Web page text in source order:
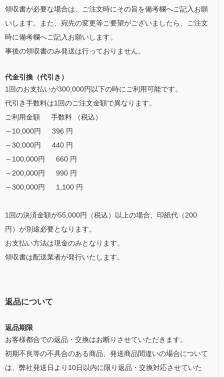
領収書が必要な場合は、ご注文時にその旨を備考欄へご記入お願
いします。また、宛先の変更等ご要望がございましたら、ご注文
時に備考欄へご記入お願いします。
事後の領収書のみ発送は行っておりません。
代金引換（代引き）
1回のお支払いが300,000円以下の時にご利用可能です。
代引き手数料は1回のご注文金額で異なります。
ご利用金額 手数料 （税込）
～10,000円 396 円
～30,000円 440 円
～100,000円 660 円
～200,000円 990 円
～300,000円 1,100 円
1回の決済金額が55,000円（税込）以上の場合、印紙代（200
円）が別途必要となります。
お支払い方法は現金のみとなります。
領収書は配送業者が発行いたします。
返品について
返品期限
お客様都合での返品・交換はお断りさせていただきます。
初期不良等の不具合のある商品、発送商品間違いの場合について
は、弊社発送日より10日以内に限り返品・交換対応させていた